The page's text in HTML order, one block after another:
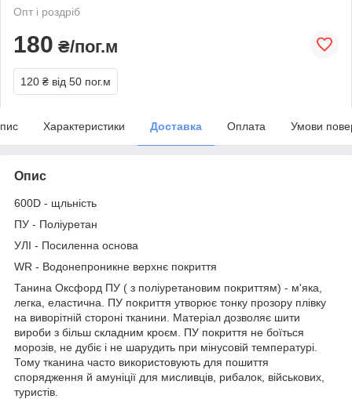
Опт і роздріб
180 ₴/пог.м
120 ₴ від 50 пог.м
Характеристики Доставка Оплата Умови
Опис
600D - щльність
ПУ - Поліуретан
УЛІ - Посиленна основа
WR - Водонепроникне верхнє покриття
Танина Оксфорд ПУ ( з поліуретановим покриттям) - м'яка,
легка, еластична. ПУ покриття утворює тонку прозору плівку
на виворітній стороні тканини. Матеріал дозволяє шити
вироби з більш складним кроєм. ПУ покриття не боїться
морозів, не дубіє і не шарудить при мінусовій температурі.
Тому тканина часто використовують для пошиття
спорядження й амуніції для мисливців, рибалок, військових,
туристів.